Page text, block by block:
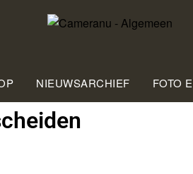
NIEUWSARCHIEF FOTO